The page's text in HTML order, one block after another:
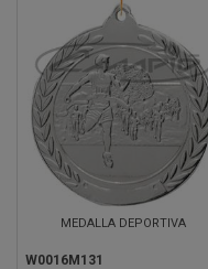
MEDALLA DEPORTIVA
W0016M131